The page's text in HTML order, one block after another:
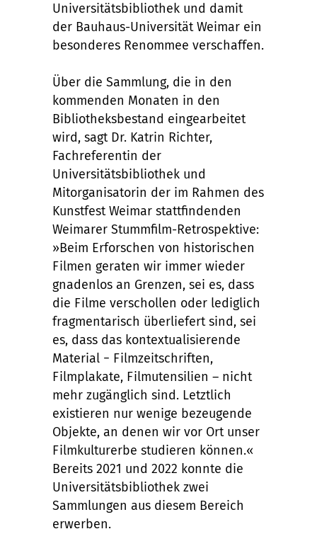
Universitätsbibliothek und damit
der Bauhaus-Universität Weimar ein
besonderes Renommee verschaffen.
Über die Sammlung, die in den
kommenden Monaten in den
Bibliotheksbestand eingearbeitet
wird, sagt Dr. Katrin Richter,
Fachreferentin der
Universitätsbibliothek und
Mitorganisatorin der im Rahmen des
Kunstfest Weimar stattfindenden
Weimarer Stummfilm-Retrospektive:
»Beim Erforschen von historischen
Filmen geraten wir immer wieder
gnadenlos an Grenzen, sei es, dass
die Filme verschollen oder lediglich
fragmentarisch überliefert sind, sei
es, dass das kontextualisierende
Material − Filmzeitschriften,
Filmplakate, Filmutensilien – nicht
mehr zugänglich sind. Letztlich
existieren nur wenige bezeugende
Objekte, an denen wir vor Ort unser
Filmkulturerbe studieren können.«
Bereits 2021 und 2022 konnte die
Universitätsbibliothek zwei
Sammlungen aus diesem Bereich
erwerben.